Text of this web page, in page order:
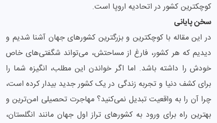
کوچکترین کشور در اتحادیه اروپا است.
سخن پایانی
در این مقاله با کوچکترین و بزرگترین کشورهای جهان آشنا شدیم و
دیدیم که هر کشور، فارغ از مساحتش، می‌تواند شگفتی‌های خاص
خودش را داشته باشد. اما اگر خواندن این مطلب، انگیزه شما را
برای کشف دنیا و تجربه زندگی در یک کشور جدید بیدار کرده است،
چرا آن را به واقعیت تبدیل نمی‌کنید؟ مهاجرت تحصیلی امن‌ترین و
بهترین راه برای ورود به کشورهای تراز اول جهان مانند انگلستان،